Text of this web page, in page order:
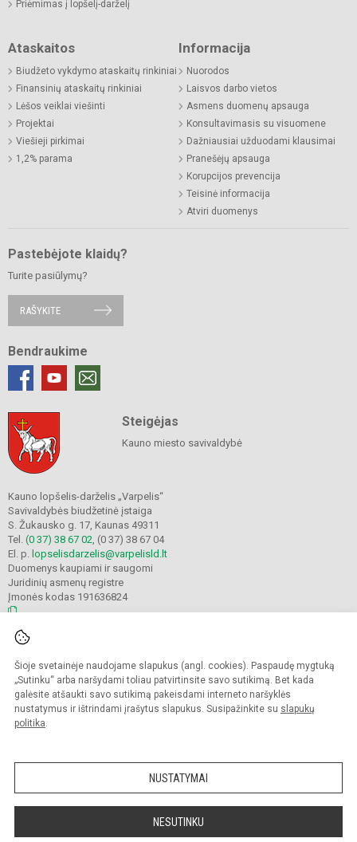
Šioje svetainėje naudojame slapukus (angl. cookies). Paspaudę mygtuką
„Sutinku“ arba naršydami toliau patvirtinsite savo sutikimą. Bet kada
galėsite atšaukti savo sutikimą pakeisdami interneto naršyklės
nustatymus ir ištrindami įrašytus slapukus. Susipažinkite su slapukų
politika.
NUSTATYMAI
NESUTINKU
Priėmimas į lopšelį-darželį
Ataskaitos
Biudžeto vykdymo ataskaitų rinkiniai
Finansinių ataskaitų rinkiniai
Lėšos veiklai viešinti
Projektai
Viešieji pirkimai
1,2% parama
Informacija
Nuorodos
Laisvos darbo vietos
Asmens duomenų apsauga
Konsultavimasis su visuomene
Dažniausiai užduodami klausimai
Pranešėjų apsauga
Korupcijos prevencija
Teisinė informacija
Atviri duomenys
Pastebėjote klaidų?
Turite pasiūlymų?
RAŠYKITE
Bendraukime
Steigėjas
Kauno miesto savivaldybė
Kauno lopšelis-darželis „Varpelis“
Savivaldybės biudžetinė įstaiga
S. Žukausko g. 17, Kaunas 49311
Tel. (0 37) 38 67 02 , (0 37) 38 67 04
El. p. lopselisdarzelis@varpelisld.lt
Duomenys kaupiami ir saugomi
Juridinių asmenų registre
Įmonės kodas 191636824
Kopijuoti turinį be raštiško įstaigos administracijos sutikimo griežtai draudžiama.
Prieinamumo paraiška Slapukų politika
Sumanus būdas atnaujinti